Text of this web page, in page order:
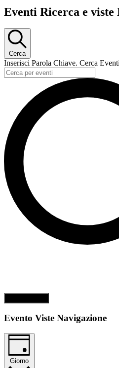
Eventi Ricerca e viste
Cerca
Inserisci Parola Chiave. Cerca
Evento Viste Navigazione
Giorno